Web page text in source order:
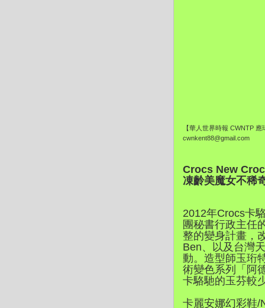
【華人世界時報 CWNTP 應
cwnkent88@gmail.com
Crocs New
凍齡美魔女不稀
2012年Crocs卡
團秘書行政主任
整的變身計畫，
Ben、以及台灣
動。造型師玉珩
術變色系列「阿
卡駱馳的玉芬較
卡麗安娜幻彩